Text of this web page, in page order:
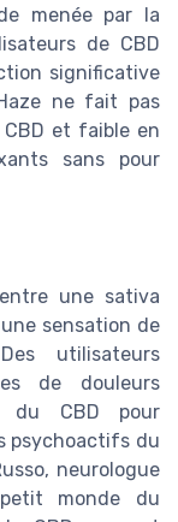
menée par la
de CBD
significative
ne fait pas
et faible en
sans pour
une sativa
sensation de
utilisateurs
de douleurs
du CBD pour
psychoactifs du
neurologue
monde du